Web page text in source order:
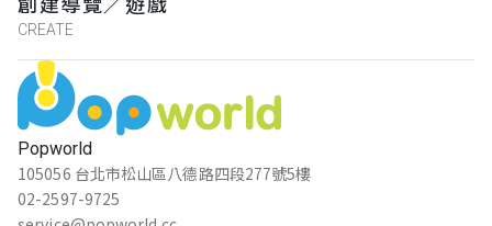
Popworld
105056 台北市松山區八德路四段277號5樓
02-2597-9725
CREATE